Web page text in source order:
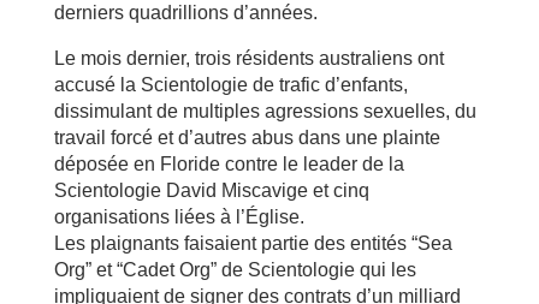
derniers quadrillions d’années.
Le mois dernier, trois résidents australiens ont
accusé la Scientologie de trafic d’enfants,
dissimulant de multiples agressions sexuelles, du
travail forcé et d’autres abus dans une plainte
déposée en Floride contre le leader de la
Scientologie David Miscavige et cinq
organisations liées à l’Église.
Les plaignants faisaient partie des entités “Sea
Org” et “Cadet Org” de Scientologie qui les
impliquaient de signer des contrats d’un milliard